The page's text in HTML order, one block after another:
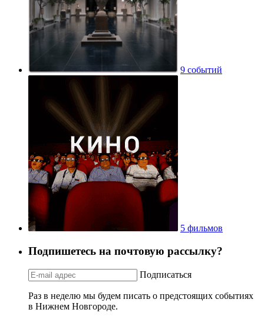
9 событий
5 фильмов
Подпишетесь на почтовую рассылку?
Подписаться
Раз в неделю мы будем писать о предстоящих событиях
в Нижнем Новгороде.